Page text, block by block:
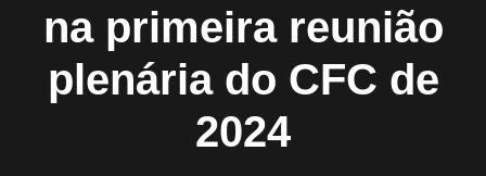
na primeira reunião
plenária do CFC de
2024